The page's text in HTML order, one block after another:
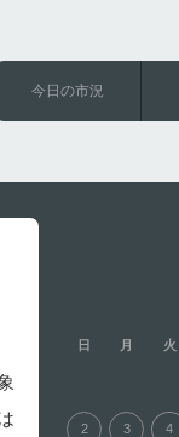
今日の市況
日 月 火
2 3 4